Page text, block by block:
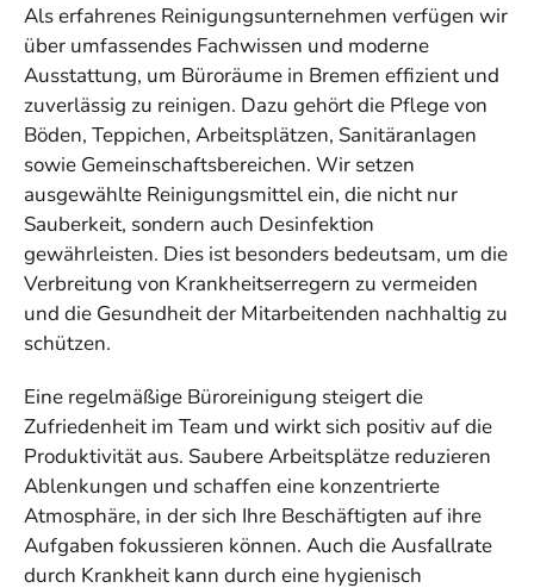
Als erfahrenes Reinigungsunternehmen verfügen wir
über umfassendes Fachwissen und moderne
Ausstattung, um Büroräume in Bremen effizient und
zuverlässig zu reinigen. Dazu gehört die Pflege von
Böden, Teppichen, Arbeitsplätzen, Sanitäranlagen
sowie Gemeinschaftsbereichen. Wir setzen
ausgewählte Reinigungsmittel ein, die nicht nur
Sauberkeit, sondern auch Desinfektion
gewährleisten. Dies ist besonders bedeutsam, um die
Verbreitung von Krankheitserregern zu vermeiden
und die Gesundheit der Mitarbeitenden nachhaltig zu
schützen.
Eine regelmäßige Büroreinigung steigert die
Zufriedenheit im Team und wirkt sich positiv auf die
Produktivität aus. Saubere Arbeitsplätze reduzieren
Ablenkungen und schaffen eine konzentrierte
Atmosphäre, in der sich Ihre Beschäftigten auf ihre
Aufgaben fokussieren können. Auch die Ausfallrate
durch Krankheit kann durch eine hygienisch